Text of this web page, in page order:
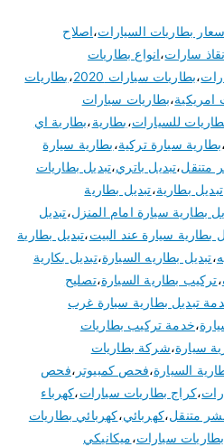
بطاريات السيارات،اصلاح
سارات،انواع بطاريات
،بطاريات سيارات 2020 ،بطاريات
امريكية،بطاريات سيارات
للسيارات،بطارية،بطارية اي
،بطارية سيارة تركية،بطارية سيارة
متنقل،تبديل باتري،تبديل بطاريات
تبديل بطارية،تبديل بطارية
بطارية سيارة امام المنزل،تبديل
بطارية سيارة عند البيت،تبديل بطارية
،تبديل بطاريه السيارة،تبديل بكارية
،تركيب بطارية السيارة،تصليح
تبديل بطارية سيارة غرب
،خدمة تركيب بطاريات
سيارة،شركة بطاريات
السيارة،فحص كمبيوتر ،فحص
،كراج بطاريات سيارات،كهرباء
متنقل،كهربائي،كهربائي بطاريات
سيارات،ميكانيكي